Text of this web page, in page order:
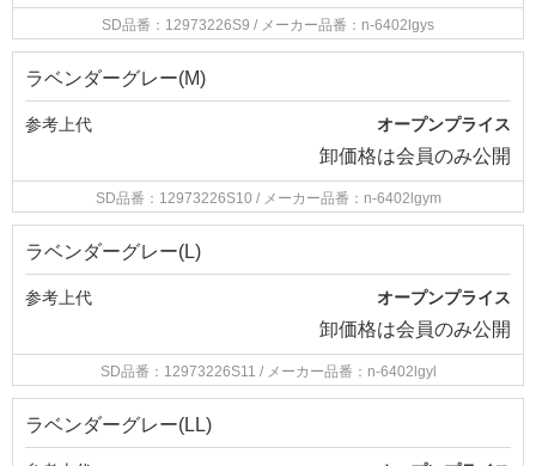
SD品番：12973226S9 / メーカー品番：n-6402lgys
ラベンダーグレー(M)
参考上代 オープンプライス
卸価格は会員のみ公開
SD品番：12973226S10 / メーカー品番：n-6402lgym
ラベンダーグレー(L)
参考上代 オープンプライス
卸価格は会員のみ公開
SD品番：12973226S11 / メーカー品番：n-6402lgyl
ラベンダーグレー(LL)